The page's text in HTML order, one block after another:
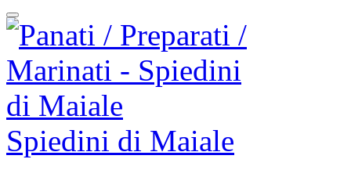
Spiedini di Maiale